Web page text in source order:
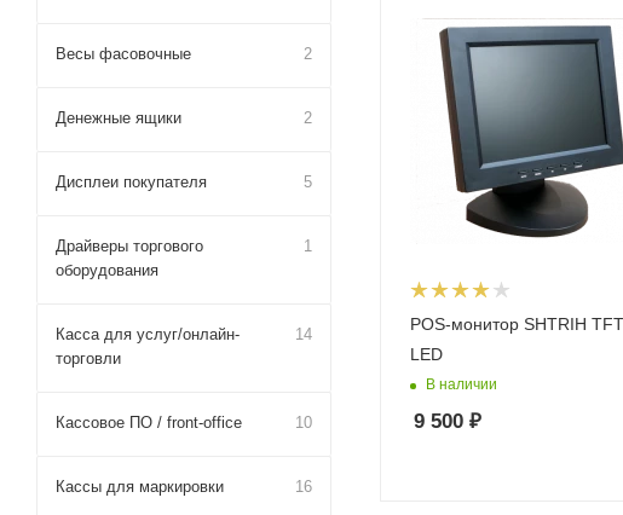
POS-монитор SHTRIH TFT
LED
В наличии
9 500 ₽
Весы фасовочные 2
Денежные ящики 2
Дисплеи покупателя 5
Драйверы торгового
оборудования
1
Касса для услуг/онлайн-
торговли
14
Кассовое ПО / front-office 10
Кассы для маркировки 16